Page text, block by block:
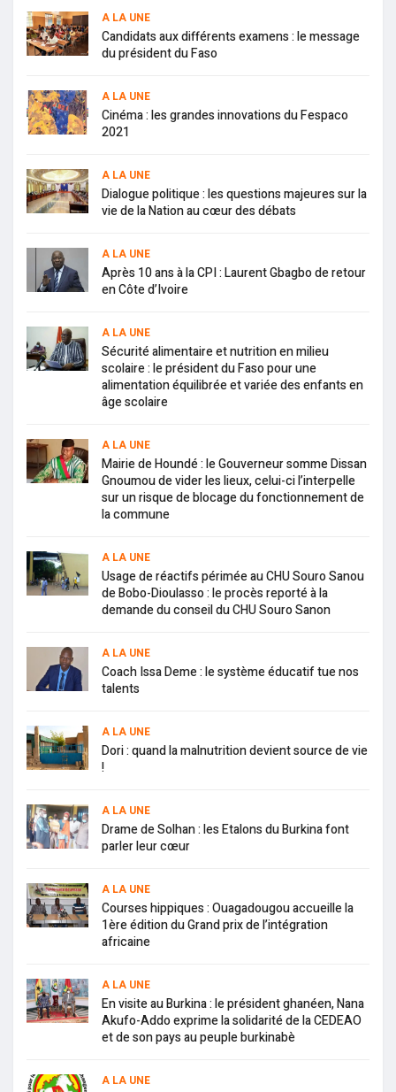
A LA UNE
Candidats aux différents examens : le message
du président du Faso
A LA UNE
Cinéma : les grandes innovations du Fespaco
2021
A LA UNE
Dialogue politique : les questions majeures sur la
vie de la Nation au cœur des débats
A LA UNE
Après 10 ans à la CPI : Laurent Gbagbo de retour
en Côte d’Ivoire
A LA UNE
Sécurité alimentaire et nutrition en milieu
scolaire : le président du Faso pour une
alimentation équilibrée et variée des enfants en
âge scolaire
A LA UNE
Mairie de Houndé : le Gouverneur somme Dissan
Gnoumou de vider les lieux, celui-ci l’interpelle
sur un risque de blocage du fonctionnement de
la commune
A LA UNE
Usage de réactifs périmée au CHU Souro Sanou
de Bobo-Dioulasso : le procès reporté à la
demande du conseil du CHU Souro Sanon
A LA UNE
Coach Issa Deme : le système éducatif tue nos
talents
A LA UNE
Dori : quand la malnutrition devient source de vie
!
A LA UNE
Drame de Solhan : les Etalons du Burkina font
parler leur cœur
A LA UNE
Courses hippiques : Ouagadougou accueille la
1ère édition du Grand prix de l’intégration
africaine
A LA UNE
En visite au Burkina : le président ghanéen, Nana
Akufo-Addo exprime la solidarité de la CEDEAO
et de son pays au peuple burkinabè
A LA UNE